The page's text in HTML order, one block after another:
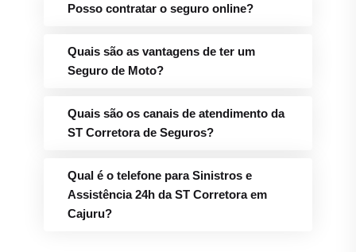
Posso contratar o seguro online?
Quais são as vantagens de ter um
Seguro de Moto?
Quais são os canais de atendimento da
ST Corretora de Seguros?
Qual é o telefone para Sinistros e
Assistência 24h da ST Corretora em
Cajuru?